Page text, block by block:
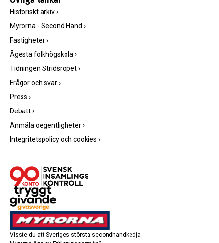
Historiskt arkiv›
Myrorna - Second Hand ›
Fastigheter›
Ågesta folkhögskola ›
Tidningen Stridsropet›
Frågor och svar›
Press ›
Debatt›
Anmäla oegentligheter›
Integritetspolicy och cookies ›
Visste du att Sveriges största secondhandkedja